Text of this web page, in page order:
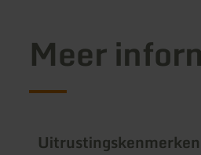
Meer
Uitrustingskenmerken